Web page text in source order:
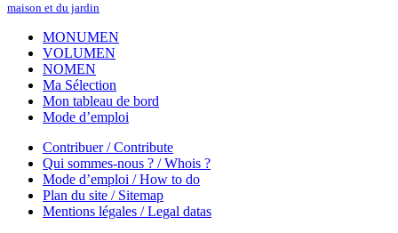
maison et du jardin
MONUMEN
VOLUMEN
NOMEN
Ma Sélection
Mon tableau de bord
Mode d’emploi
Contribuer / Contribute
Qui sommes-nous ? / Whois ?
Mode d’emploi / How to do
Plan du site / Sitemap
Mentions légales / Legal datas